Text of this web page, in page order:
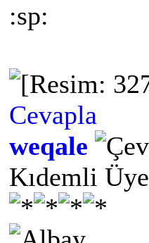
:sp:
Cevapla
weqale
Kıdemli Üye